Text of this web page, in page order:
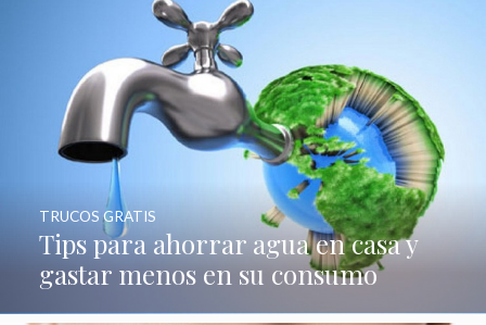
Tips para ahorrar agua en casa y
gastar menos en su consumo
TRUCOS GRATIS